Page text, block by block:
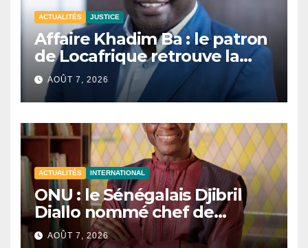
ACTUALITÉS JUSTICE
Affaire Khadim Ba : le patron
de Locafrique retrouve la
liberté.
AOÛT 7, 2026
ACTUALITÉS INTERNATIONAL
ONU : le Sénégalais Djibril
Diallo nommé chef de
cabinet du président de la
AOÛT 7, 2026